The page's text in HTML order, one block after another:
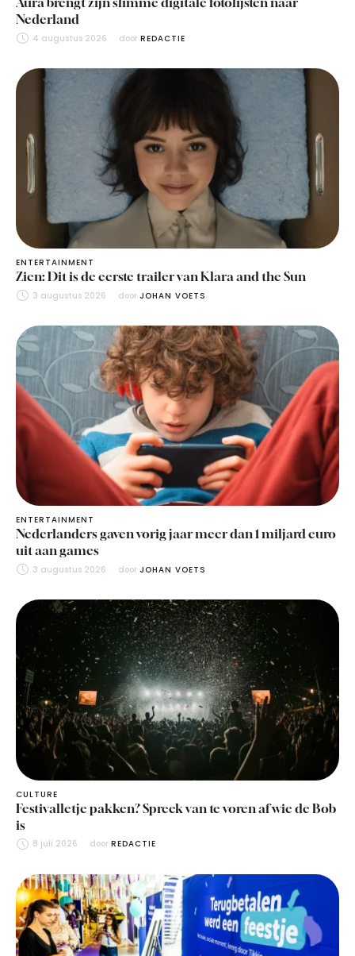
Nederland
4 augustus 2026 door REDACTIE
ENTERTAINMENT
Zien: Dit is de eerste trailer van Klara and the Sun
3 augustus 2026 door JOHAN VOETS
ENTERTAINMENT
Nederlanders gaven vorig jaar meer dan 1 miljard euro
uit aan games
3 augustus 2026 door JOHAN VOETS
CULTURE
Festivalletje pakken? Spreek van te voren af wie de Bob
is
8 juli 2026 door REDACTIE